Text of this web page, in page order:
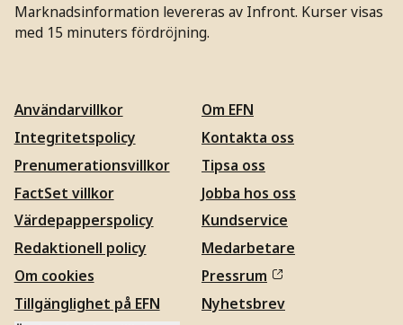
Marknadsinformation levereras av Infront. Kurser visas
med 15 minuters fördröjning.
Användarvillkor
Integritetspolicy
Prenumerationsvillkor
FactSet villkor
Värdepapperspolicy
Redaktionell policy
Om cookies
Tillgänglighet på EFN
Om EFN
Kontakta oss
Tipsa oss
Jobba hos oss
Kundservice
Medarbetare
Pressrum
Nyhetsbrev